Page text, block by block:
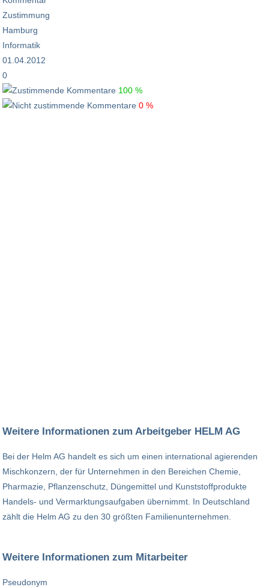
Zustimmung
Hamburg
Informatik
01.04.2012
0
100 %
0 %
Weitere Informationen zum Arbeitgeber HELM AG
Bei der Helm AG handelt es sich um einen international agierenden
Mischkonzern, der für Unternehmen in den Bereichen Chemie,
Pharmazie, Pflanzenschutz, Düngemittel und Kunststoffprodukte
Handels- und Vermarktungsaufgaben übernimmt. In Deutschland
zählt die Helm AG zu den 30 größten Familienunternehmen.
Weitere Informationen zum Mitarbeiter
Pseudonym